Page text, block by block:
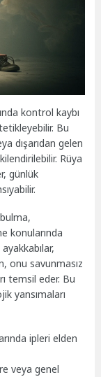
kontrol kaybı
Bu
dışarıdan gelen
Rüya
günlük
konularında
onu savunmasız
temsil eder. Bu
yansımaları
ipleri elden
veya genel